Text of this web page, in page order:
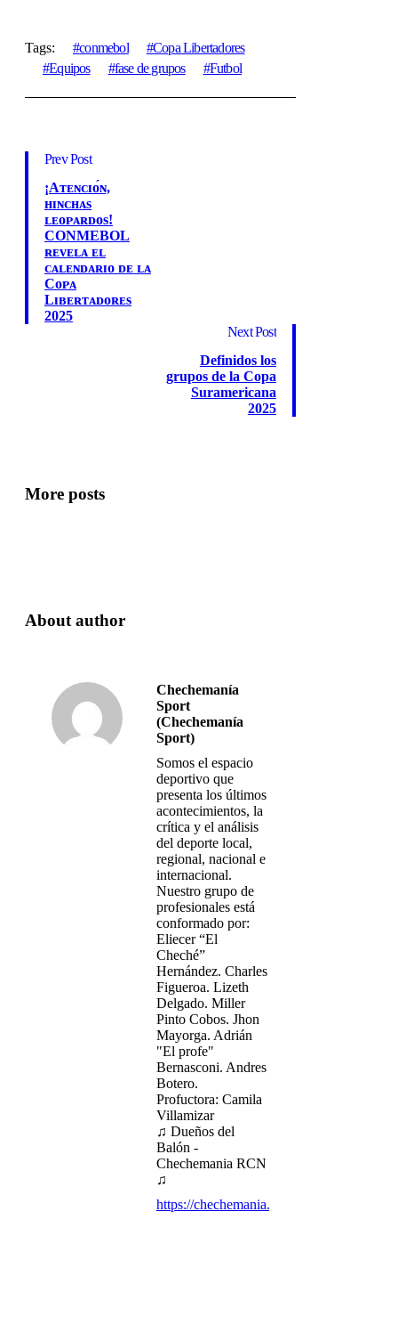
Tags: conmebol
Copa Libertadores
Equipos
fase de grupos Futbol
Prev Post
¡Aᴛᴇɴᴄɪᴏ́ɴ,
ʜɪɴᴄʜᴀs
ʟᴇᴏᴘᴀʀᴅᴏs!
CONMEBOL
ʀᴇᴠᴇʟᴀ ᴇʟ
ᴄᴀʟᴇɴᴅᴀʀɪᴏ ᴅᴇ ʟᴀ
Cᴏᴘᴀ
Lɪʙᴇʀᴛᴀᴅᴏʀᴇs
2025
Next Post
Definidos los
grupos de la Copa
Suramericana
2025
More posts
About author
Chechemanía
Sport
(Chechemanía
Sport)
Somos el espacio
deportivo que
presenta los últimos
acontecimientos, la
crítica y el análisis
del deporte local,
regional, nacional e
internacional.
Nuestro grupo de
profesionales está
conformado por:
Eliecer “El
Cheché”
Hernández. Charles
Figueroa. Lizeth
Delgado. Miller
Pinto Cobos. Jhon
Mayorga. Adrián
"El profe"
Bernasconi. Andres
Botero.
Profuctora: Camila
Villamizar
♫ Dueños del
Balón -
Chechemania RCN
♫
https://chechemania.com